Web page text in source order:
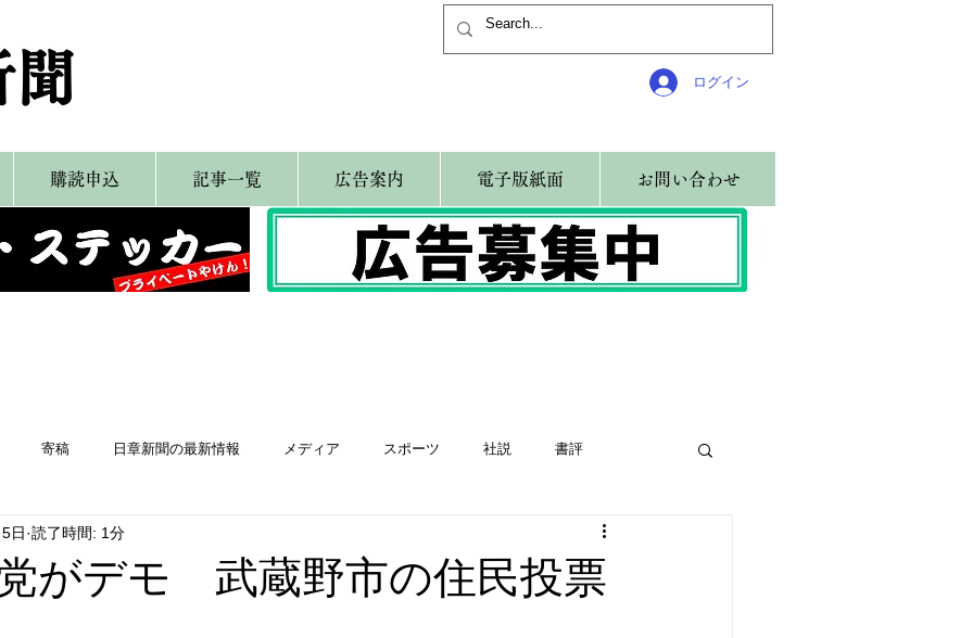
ログイン
購読申込 記事一覧 広告案内 電子版紙面 お問い合わせ
寄稿 日章新聞の最新情報 メディア スポーツ 社説 書評
はやぶさ党
がデモ 武蔵野市の住民投票
日 読了時間: 1分